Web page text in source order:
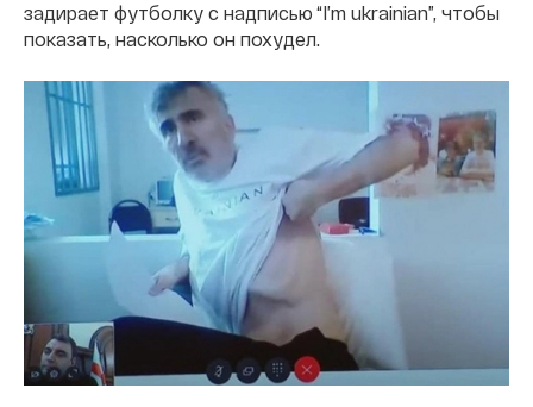
задирает футболку с надписью “I’m ukrainian”, чтобы
показать, насколько он похудел.